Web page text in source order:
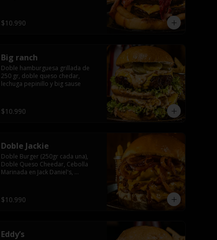
bollo de pan dorado con gold
glitter
$10.990
Big ranch
Doble hamburguesa grillada de
250 gr, doble queso chedar,
lechuga pepinillo y big sause
$10.990
Doble Jackie
Doble Burger (250gr cada una),
Doble Queso Cheedar, Cebolla
Marinada en Jack Daniel's,
$10.990
Eddy’s